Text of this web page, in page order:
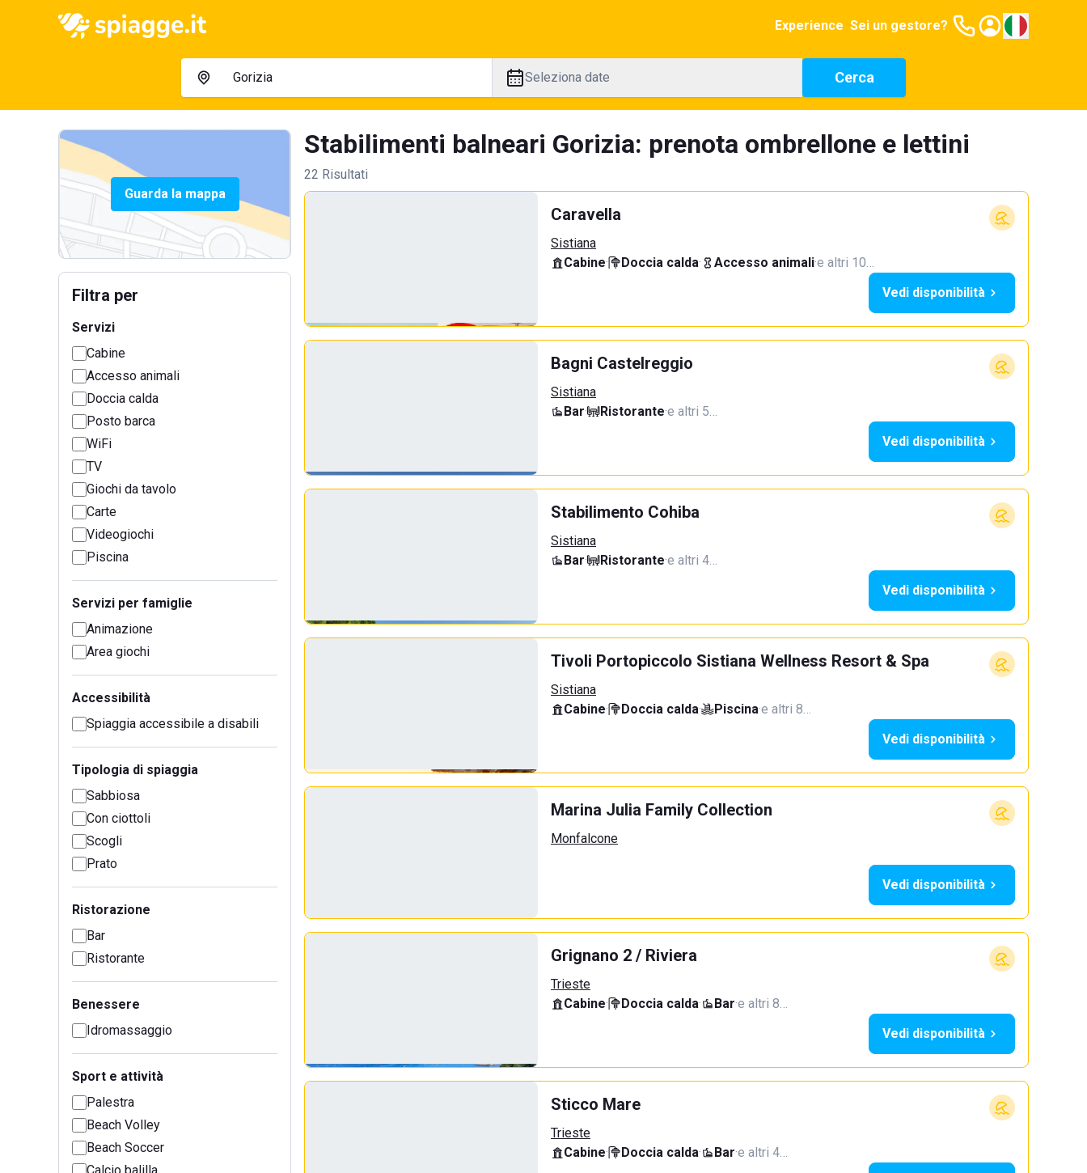
Experience Sei un gestore?
Seleziona date Cerca
Guarda la mappa
Filtra per
Servizi
Cabine
Accesso animali
Doccia calda
Posto barca
WiFi
TV
Giochi da tavolo
Carte
Videogiochi
Piscina
Servizi per famiglie
Animazione
Area giochi
Accessibilità
Spiaggia accessibile a disabili
Tipologia di spiaggia
Sabbiosa
Con ciottoli
Scogli
Prato
Ristorazione
Bar
Ristorante
Benessere
Idromassaggio
Sport e attività
Palestra
Beach Volley
Beach Soccer
Stabilimenti balneari Gorizia: prenota ombrellone e lettini
22 Risultati
Caravella
Sistiana
Cabine· Doccia calda· Accesso animali·e altri 10…
Vedi disponibilità
Bagni Castelreggio
Sistiana
Bar· Ristorante·e altri 5…
Vedi disponibilità
Stabilimento Cohiba
Sistiana
Bar· Ristorante·e altri 4…
Vedi disponibilità
Tivoli Portopiccolo Sistiana Wellness Resort & Spa
Sistiana
Cabine· Doccia calda· Piscina·e altri 8…
Vedi disponibilità
Marina Julia Family Collection
Monfalcone
Vedi disponibilità
Grignano 2 / Riviera
Trieste
Cabine· Doccia calda· Bar·e altri 8…
Vedi disponibilità
Sticco Mare
Trieste
Cabine· Doccia calda· Bar·e altri 4…